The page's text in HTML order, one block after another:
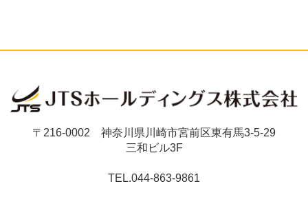
〒216-0002 神奈川県川崎市宮前区東有馬3-5-29
三和ビル3F
TEL.044-863-9861